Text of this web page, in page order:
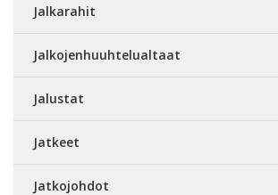
Jalkarahit
Jalkojenhuuhtelualtaat
Jalustat
Jatkeet
Jatkojohdot